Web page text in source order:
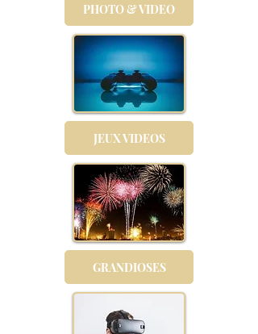
PHOTO & VIDEO
JEUX VIDEOS
GRANDIOSES